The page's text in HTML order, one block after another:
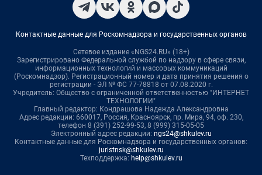
Контактные данные для Роскомнадзора и государственных органов
Сетевое издание «NGS24.RU» (18+)
Зарегистрировано Федеральной службой по надзору в сфере связи,
информационных технологий и массовых коммуникаций
(Роскомнадзор). Регистрационный номер и дата принятия решения о
регистрации - ЭЛ № ФС 77-78818 от 07.08.2020 г.
Учредитель: Общество с ограниченной ответственностью "ИНТЕРНЕТ
ТЕХНОЛОГИИ"
Главный редактор: Кондрашова Надежда Александровна
Адрес редакции: 660017, Россия, Красноярск, пр. Мира, 94, оф. 230,
телефон 8 (391) 252-99-53, 8 (999) 315-05-05
Электронный адрес редакции: ngs24@shkulev.ru
Контактные данные для Роскомнадзора и государственных органов:
juristnsk@shkulev.ru
Техподдержка: help@shkulev.ru